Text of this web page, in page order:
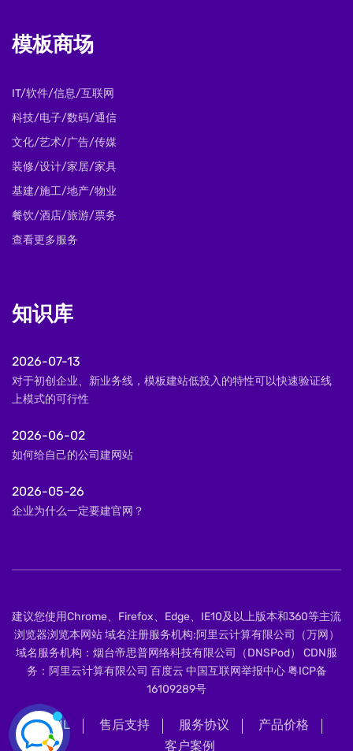
模板商场
IT/软件/信息/互联网
科技/电子/数码/通信
文化/艺术/广告/传媒
装修/设计/家居/家具
基建/施工/地产/物业
餐饮/酒店/旅游/票务
查看更多服务
知识库
2026-07-13
对于初创企业、新业务线，模板建站低投入的特性可以快速验证线
上模式的可行性
2026-06-02
如何给自己的公司建网站
2026-05-26
企业为什么一定要建官网？
建议您使用Chrome、Firefox、Edge、IE10及以上版本和360等主流
浏览器浏览本网站 域名注册服务机构:阿里云计算有限公司（万网）
域名服务机构：烟台帝思普网络科技有限公司（DNSPod） CDN服
务：阿里云计算有限公司 百度云 中国互联网举报中心粤ICP备
16109289号
XML 售后支持 服务协议
产品价格
客户案例